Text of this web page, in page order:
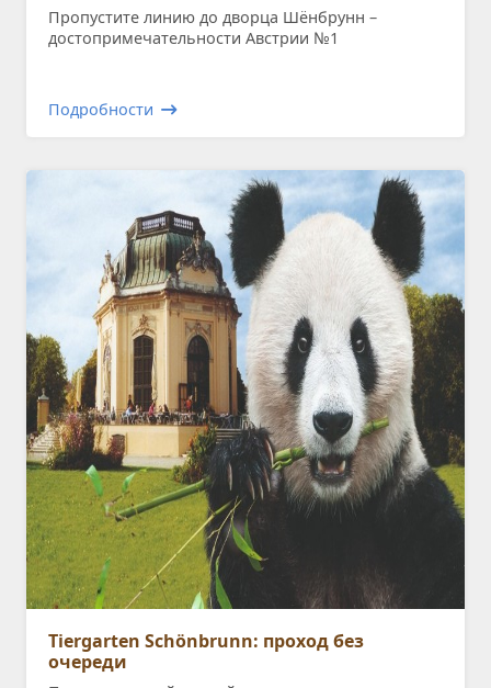
Пропустите линию до дворца Шёнбрунн –
достопримечательности Австрии №1
Подробности
Tiergarten Schönbrunn: проход без
очереди